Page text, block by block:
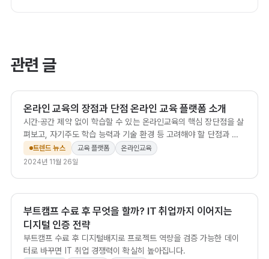
관련 글
온라인 교육의 장점과 단점 온라인 교육 플랫폼 소개
시간·공간 제약 없이 학습할 수 있는 온라인교육의 핵심 장단점을 살
펴보고, 자기주도 학습 능력과 기술 환경 등 고려해야 할 단점과 함
께 칼리지스 같은 올인원 플랫폼으로 쉽게 강의 환경을 구축하는 방
법을 안내합니다.
트렌드 뉴스 교육 플랫폼
온라인교육
2024년 11월 26일
부트캠프 수료 후 무엇을 할까? IT 취업까지 이어지는
디지털 인증 전략
부트캠프 수료 후 디지털배지로 프로젝트 역량을 검증 가능한 데이
터로 바꾸면 IT 취업 경쟁력이 확실히 높아집니다.